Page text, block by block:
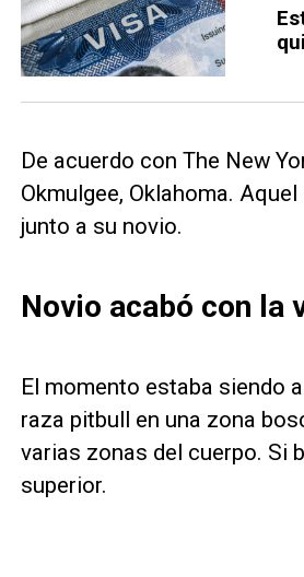
De acuerdo con The New
Okmulgee, Oklahoma.
junto a su novio.
Novio acabó con la
El momento estaba siendo
raza pitbull en una zona
varias zonas del cuerpo. Si
superior.